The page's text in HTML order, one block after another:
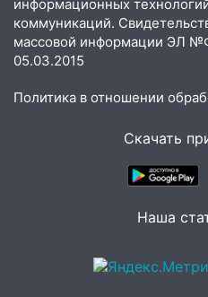
доску декабристу
10:40
В Ульяновске
нашли
садах 79-летнего
временно
В Ульяновске
отправили в колонию
соседними
информационных
коммуникаций.
массовой информации ЭЛ
05.03.2015
Политика в отношении
Скачать
Наша